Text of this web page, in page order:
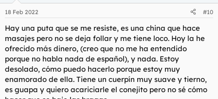
18 Feb 2022 #10
Hay una puta que se me resiste, es una china que hace
masajes pero no se deja follar y me tiene loco. Hoy la he
ofrecido más dinero, (creo que no me ha entendido
porque no habla nada de español), y nada. Estoy
desolado, cómo puedo hacerlo porque estoy muy
enamorado de ella. Tiene un cuerpín muy suave y tierno,
es guapa y quiero acariciarle el conejito pero no sé cómo